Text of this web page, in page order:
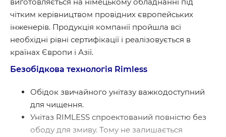
виготовляється на німецькому обладнанні під
чітким керівництвом провідних європейських
інженерів. Продукція компанії пройшла всі
необхідні рівні сертифікації і реалізовується в
країнах Європи і Азії.
Безобідкова технологія Rimless
Обідок звичайного унітазу важкодоступний
для чищення.
Унітаз RIMLESS спроектований повністю без
ободу для змиву. Тому не залишається